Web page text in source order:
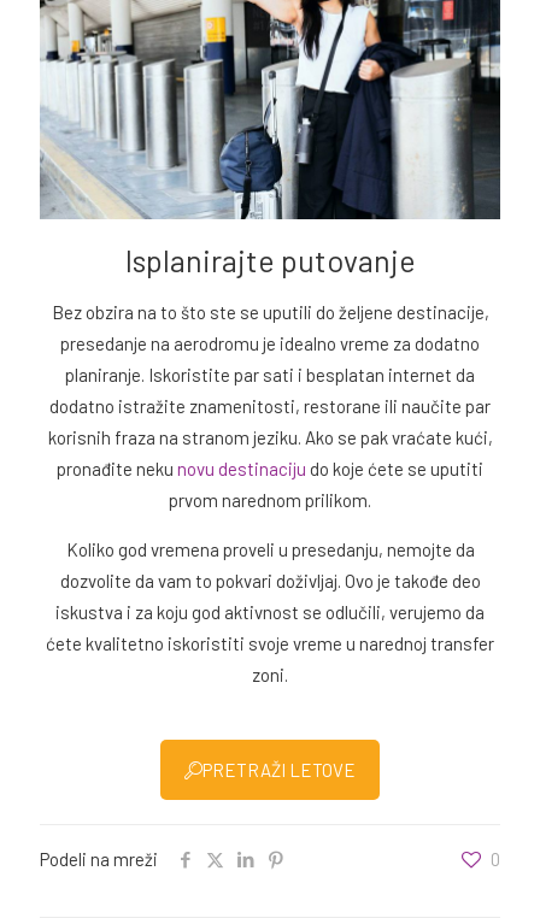
Isplanirajte putovanje
Bez obzira na to što ste se uputili do željene destinacije,
presedanje na aerodromu je idealno vreme za dodatno
planiranje. Iskoristite par sati i besplatan internet da
dodatno istražite znamenitosti, restorane ili naučite par
korisnih fraza na stranom jeziku. Ako se pak vraćate kući,
pronađite neku novu destinaciju do koje ćete se uputiti
prvom narednom prilikom.
Koliko god vremena proveli u presedanju, nemojte da
dozvolite da vam to pokvari doživljaj. Ovo je takođe deo
iskustva i za koju god aktivnost se odlučili, verujemo da
ćete kvalitetno iskoristiti svoje vreme u narednoj transfer
zoni.
PRETRAŽI LETOVE
Podeli na mreži 0